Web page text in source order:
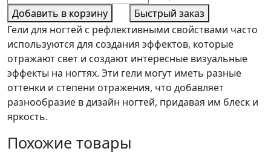
товара
Гель
опал
рефлектив
номер
3
Добавить в корзину
Быстрый заказ
Гели для ногтей с рефлективными свойствами часто
используются для создания эффектов, которые
отражают свет и создают интересные визуальные
эффекты на ногтях. Эти гели могут иметь разные
оттенки и степени отражения, что добавляет
разнообразие в дизайн ногтей, придавая им блеск и
яркость.
Похожие товары